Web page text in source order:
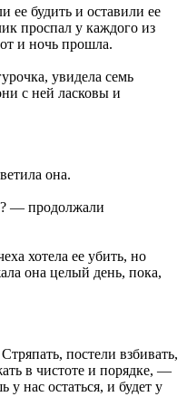
ее будить и оставили ее
проспал у каждого из
и ночь прошла.
увидела семь
с ней ласковы и
она.
— продолжали
хотела ее убить, но
она целый день, пока,
постели взбивать,
в чистоте и порядке, —
у нас остаться, и будет у